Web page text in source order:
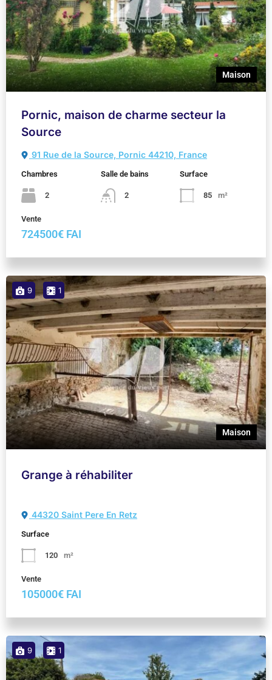
Maison
Pornic, maison de charme secteur la
Source
91 Rue de la Source, Pornic 44210, France
Chambres
2
Salle de bains
2
Surface
85 m²
Vente
724500€ FAI
9 1
Maison
Grange à réhabiliter
44320 Saint Pere En Retz
Surface
120 m²
Vente
105000€ FAI
9 1